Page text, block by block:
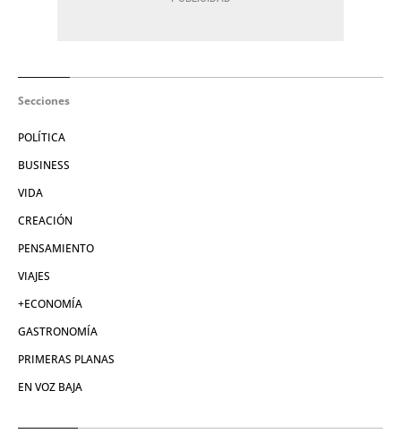
Secciones
POLÍTICA
BUSINESS
VIDA
CREACIÓN
PENSAMIENTO
VIAJES
+ECONOMÍA
GASTRONOMÍA
PRIMERAS PLANAS
EN VOZ BAJA